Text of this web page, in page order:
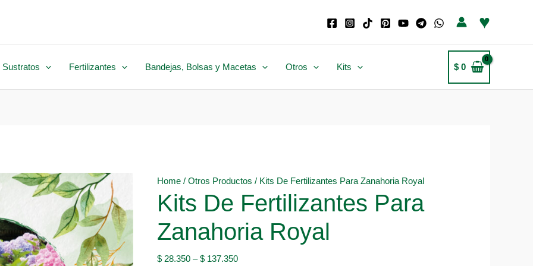
♥
Sustratos Fertilizantes Bandejas, Bolsas y Macetas Otros Kits $0
Home / Otros Productos / Kits De Fertilizantes Para Zanahoria Royal
Kits De Fertilizantes Para
Zanahoria Royal
$ 28.350 –$ 137.350